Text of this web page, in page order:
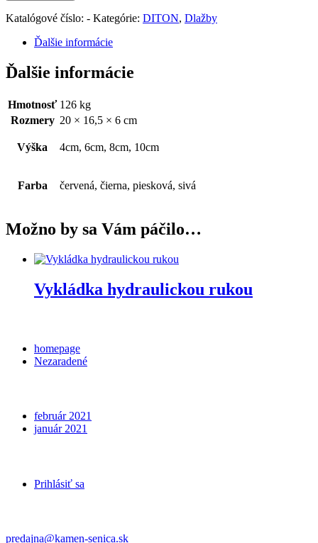
Katalógové číslo: - Kategórie: DITON, Dlažby
Ďalšie informácie
Ďalšie informácie
Hmotnosť 126 kg
Rozmery 20 × 16,5 × 6 cm
Výška 4cm, 6cm, 8cm, 10cm
Farba červená, čierna, piesková, sivá
Možno by sa Vám páčilo…
Vykládka hydraulickou rukou
homepage
Nezaradené
február 2021
január 2021
Prihlásiť sa
predajna@kamen-senica.sk